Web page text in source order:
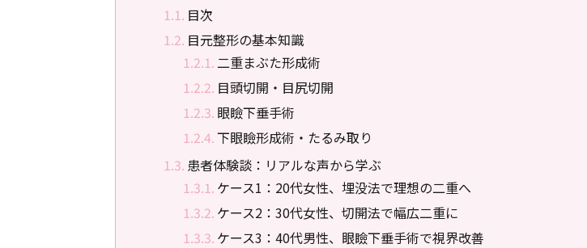
目次
目元整形の基本知識
二重まぶた形成術
目頭切開・目尻切開
眼瞼下垂手術
下眼瞼形成術・たるみ取り
患者体験談：リアルな声から学ぶ
ケース1：20代女性、埋没法で理想の二重へ
ケース2：30代女性、切開法で幅広二重に
ケース3：40代男性、眼瞼下垂手術で視界改善